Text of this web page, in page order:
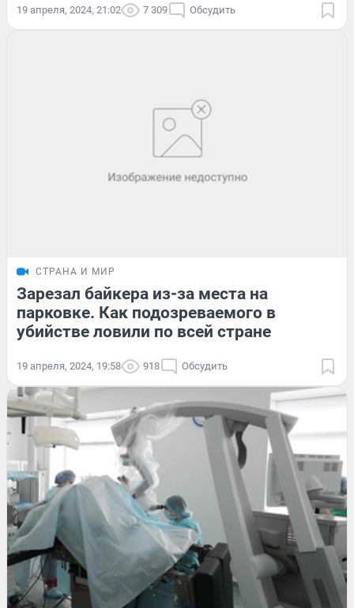
19 апреля, 2024, 21:02 7 309 Обсудить
СТРАНА И МИР
Зарезал байкера из-за места на
парковке. Как подозреваемого в
убийстве ловили по всей стране
19 апреля, 2024, 19:58 918 Обсудить